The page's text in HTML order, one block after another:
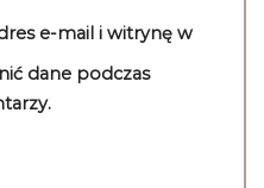
e-mail i witrynę w
dane podczas